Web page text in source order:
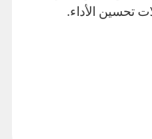
تحسين الأداء.